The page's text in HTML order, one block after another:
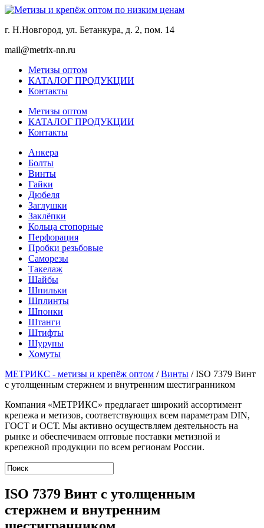
г. Н.Новгород, ул. Бетанкура, д. 2, пом. 14
mail@metrix-nn.ru
Метизы оптом
КАТАЛОГ ПРОДУКЦИИ
Контакты
Метизы оптом
КАТАЛОГ ПРОДУКЦИИ
Контакты
Анкера
Болты
Винты
Гайки
Дюбеля
Заглушки
Заклёпки
Кольца стопорные
Перфорация
Пробки резьбовые
Саморезы
Такелаж
Шайбы
Шпильки
Шплинты
Шпонки
Штанги
Штифты
Шурупы
Хомуты
МЕТРИКС - метизы и крепёж оптом /Винты /ISO 7379 Винт
с утолщенным стержнем и внутренним шестигранником
Компания «МЕТРИКС» предлагает широкий ассортимент
крепежа и метизов, соответствующих всем параметрам DIN,
ГОСТ и ОСТ. Мы активно осуществляем деятельность на
рынке и обеспечиваем оптовые поставки метизной и
крепежной продукции по всем регионам России.
ISO 7379 Винт с утолщенным
стержнем и внутренним